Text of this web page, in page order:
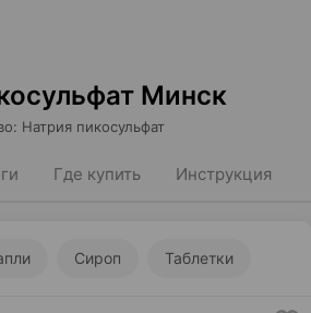
Минск
: Натрия пикосульфат
Где купить Инструкция
Сироп Таблетки